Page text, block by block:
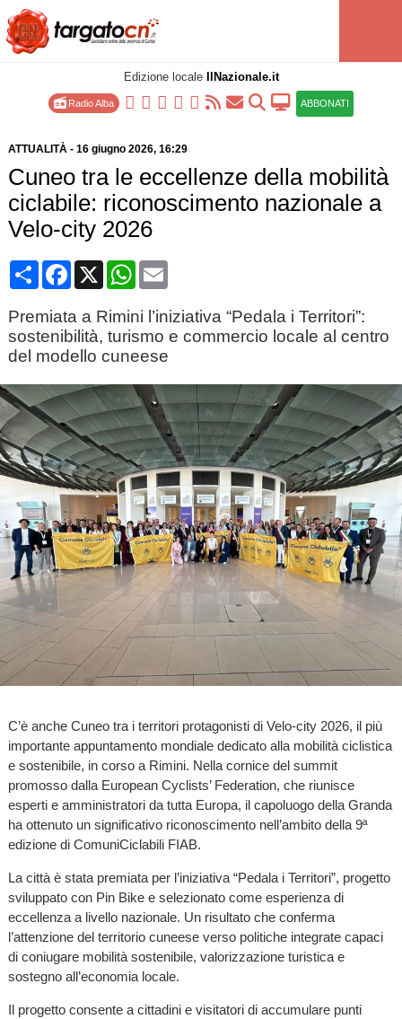
Edizione locale IlNazionale.it
Radio Alba ABBONATI
ATTUALITÀ- 16 giugno 2026, 16:29
Cuneo tra le eccellenze della mobilità
ciclabile: riconoscimento nazionale a
Velo-city 2026
CondividiFacebook
X WhatsApp
Email
Premiata a Rimini l’iniziativa “Pedala i Territori”:
sostenibilità, turismo e commercio locale al centro
del modello cuneese
C’è anche Cuneo tra i territori protagonisti di Velo-city 2026, il più
importante appuntamento mondiale dedicato alla mobilità ciclistica
e sostenibile, in corso a Rimini. Nella cornice del summit
promosso dalla European Cyclists’ Federation, che riunisce
esperti e amministratori da tutta Europa, il capoluogo della Granda
ha ottenuto un significativo riconoscimento nell’ambito della 9ª
edizione di ComuniCiclabili FIAB.
La città è stata premiata per l’iniziativa “Pedala i Territori”, progetto
sviluppato con Pin Bike e selezionato come esperienza di
eccellenza a livello nazionale. Un risultato che conferma
l’attenzione del territorio cuneese verso politiche integrate capaci
di coniugare mobilità sostenibile, valorizzazione turistica e
sostegno all’economia locale.
Il progetto consente a cittadini e visitatori di accumulare punti